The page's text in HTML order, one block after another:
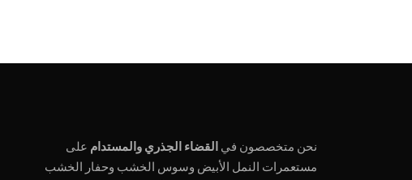
نحن متخصصون في القضاء الجذري والمستدام على
مستعمرات النمل الأبيض وسوس الخشب وحفار الخشب